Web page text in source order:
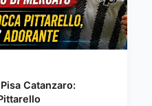
Catanzaro: